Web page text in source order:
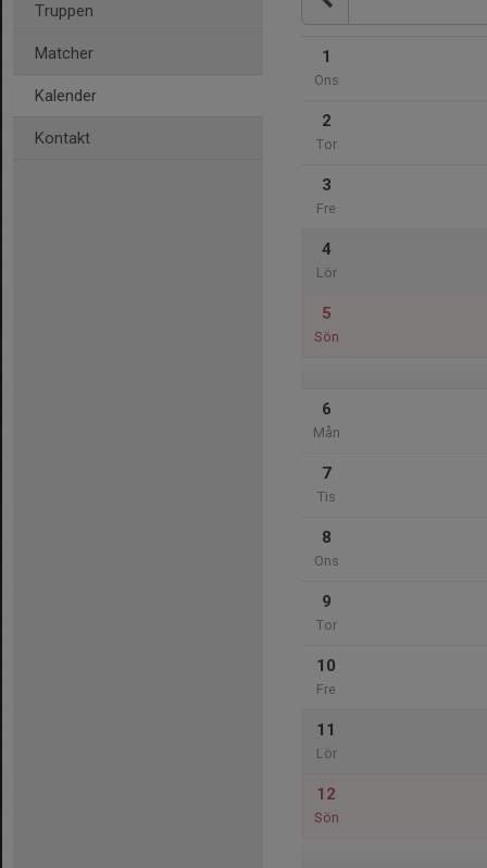
Truppen
Matcher
Kalender
Kontakt
1
Ons
2
Tor
3
Fre
4
Lör
5
Sön
6
Mån
7
Tis
8
Ons
9
Tor
10
Fre
11
Lör
12
Sön